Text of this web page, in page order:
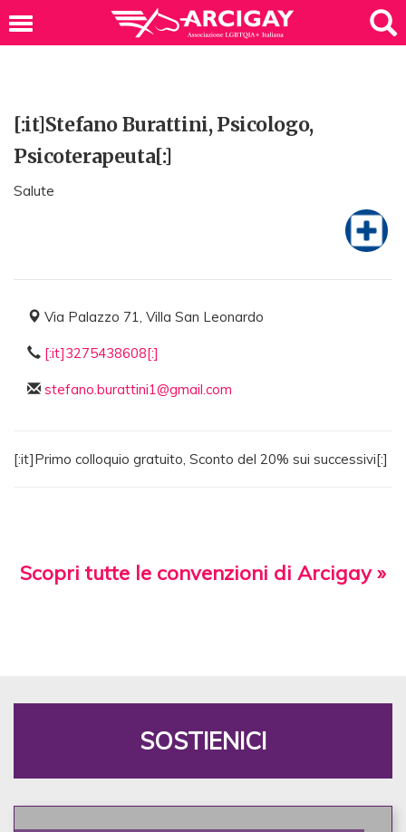
[:it]Stefano Burattini, Psicologo,
Psicoterapeuta[:]
Salute
Via Palazzo 71, Villa San Leonardo
[:it]3275438608[:]
stefano.burattini1@gmail.com
[:it]Primo colloquio gratuito, Sconto del 20% sui successivi[:]
Scopri tutte le convenzioni di Arcigay »
SOSTIENICI